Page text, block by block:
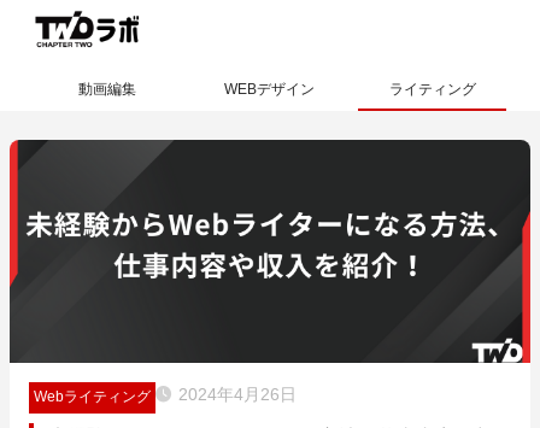
動画編集 WEBデザイン ライティング
Webライティング 2024年4月26日